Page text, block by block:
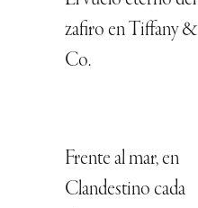
zafiro en Tiffany &
Co.
Frente al mar, en
Clandestino cada